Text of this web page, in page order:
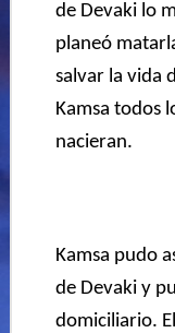
de Devaki lo
planeó
salvar la vida
Kamsa todos
nacieran.
Kamsa pudo
de Devaki y
domiciliario.